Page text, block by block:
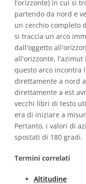
l'orizzonte) in cui si
partendo da nord e
un cerchio completo
si traccia un arco
dall'oggetto
all'orizzonte, l'azimut
questo arco incontra
direttamente a nord
direttamente a est
vecchi libri di testo
era di iniziare a
Pertanto, i valori di
spostati di 180 gradi.
Termini correlati
Altitudine